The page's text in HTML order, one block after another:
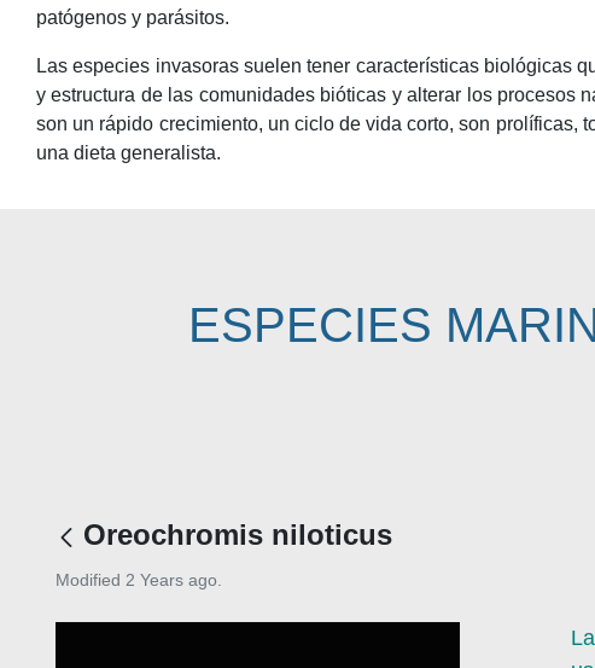
patógenos y parásitos.
Las especies invasoras suelen tener características biológicas
y estructura de las comunidades bióticas y alterar los procesos
son un rápido crecimiento, un ciclo de vida corto, son
una dieta generalista.
ESPECIES
Oreochromis niloticus
Modified 2 Years ago.